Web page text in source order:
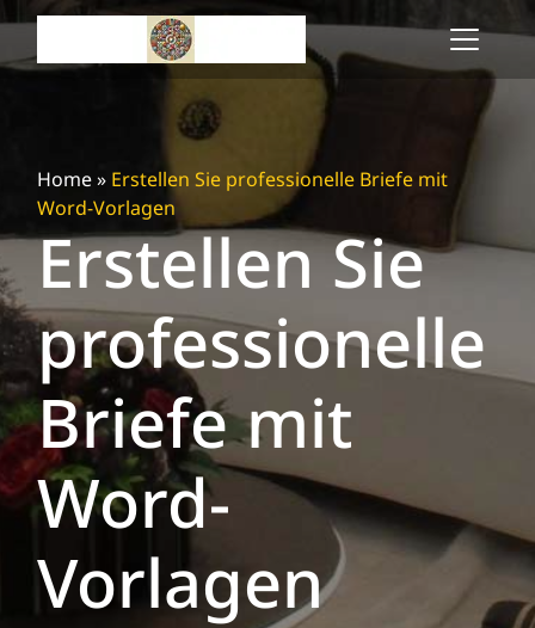
content
Home» Erstellen Sie professionelle Briefe mit
Word-Vorlagen
Erstellen Sie
professionelle
Briefe mit
Word-
Vorlagen